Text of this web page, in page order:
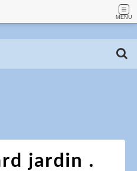
MENU
jardin .